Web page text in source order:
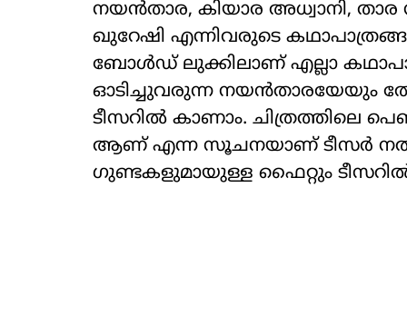
നയൻതാര, കിയാര അധ്വാനി,
ഖുറേഷി എന്നിവരുടെ
ബോൾഡ് ലുക്കിലാണ് എല്ലാ
ഓടിച്ചുവരുന്ന നയൻതാരയേയും
ടീസറിൽ കാണാം. ചിത്രത്തിലെ
ആണ് എന്ന സൂചനയാണ് ടീസർ
ഗുണ്ടകളുമായുള്ള ഫൈറ്റും ടീസറിൽ